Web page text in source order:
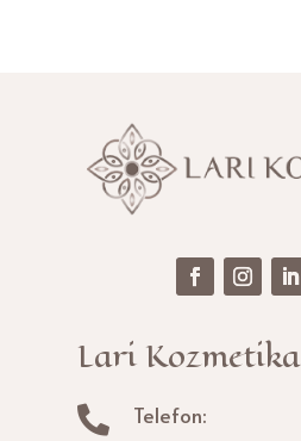
Lari Kozmetika
 Telefon: